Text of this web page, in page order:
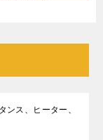
ンス、ヒーター、